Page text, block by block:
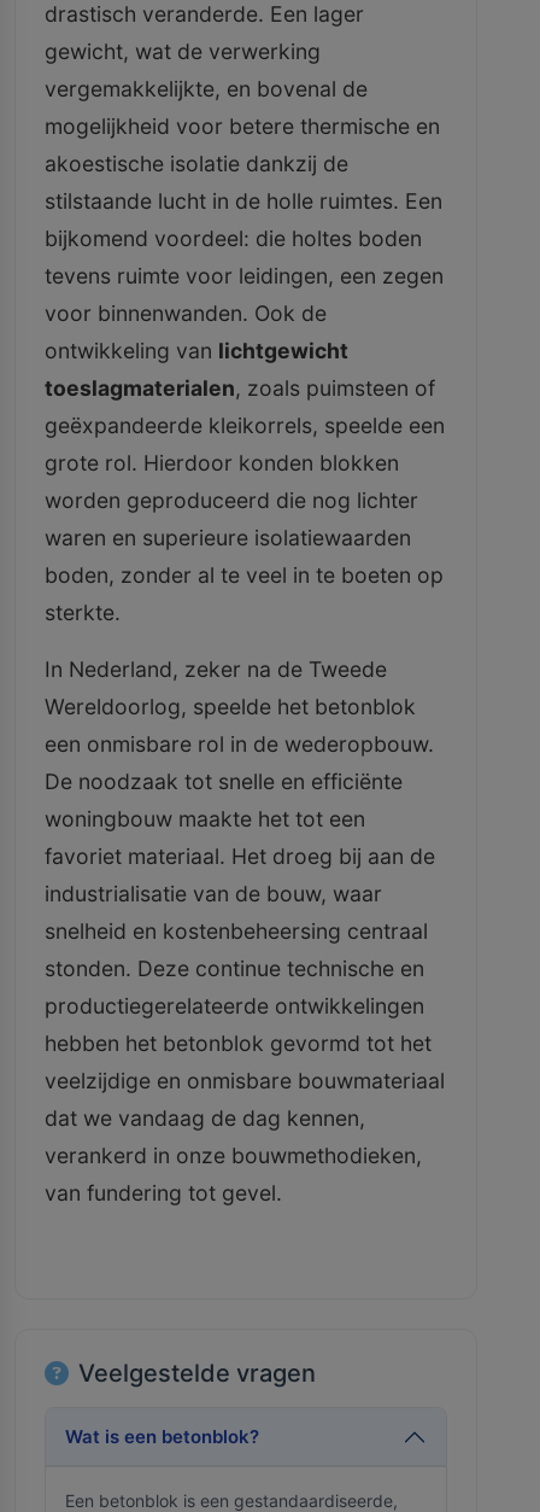
drastisch veranderde. Een lager
gewicht, wat de verwerking
vergemakkelijkte, en bovenal de
mogelijkheid voor betere thermische en
akoestische isolatie dankzij de
stilstaande lucht in de holle ruimtes. Een
bijkomend voordeel: die holtes boden
tevens ruimte voor leidingen, een zegen
voor binnenwanden. Ook de
ontwikkeling van lichtgewicht
toeslagmaterialen, zoals puimsteen of
geëxpandeerde kleikorrels, speelde een
grote rol. Hierdoor konden blokken
worden geproduceerd die nog lichter
waren en superieure isolatiewaarden
boden, zonder al te veel in te boeten op
sterkte.
In Nederland, zeker na de Tweede
Wereldoorlog, speelde het betonblok
een onmisbare rol in de wederopbouw.
De noodzaak tot snelle en efficiënte
woningbouw maakte het tot een
favoriet materiaal. Het droeg bij aan de
industrialisatie van de bouw, waar
snelheid en kostenbeheersing centraal
stonden. Deze continue technische en
productiegerelateerde ontwikkelingen
hebben het betonblok gevormd tot het
veelzijdige en onmisbare bouwmateriaal
dat we vandaag de dag kennen,
verankerd in onze bouwmethodieken,
van fundering tot gevel.
Veelgestelde vragen
Wat is een betonblok?
Een betonblok is een gestandaardiseerde,